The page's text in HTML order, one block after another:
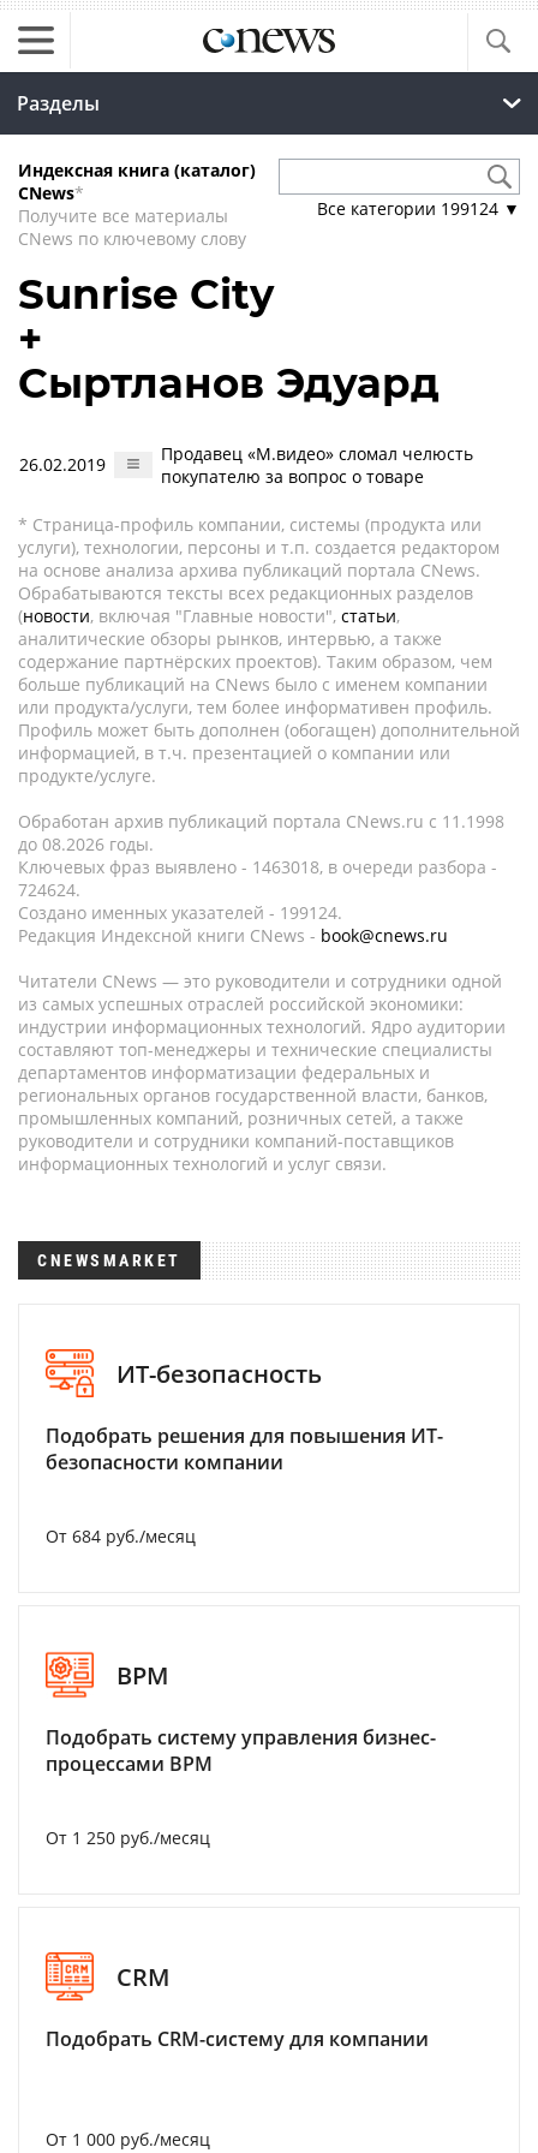
Разделы
Индексная книга (каталог)
CNews*
Получите все материалы
CNews по ключевому слову
Все категории 199124 ▼
Sunrise City
+
Сыртланов Эдуард
26.02.2019
Продавец «М.видео» сломал челюсть
покупателю за вопрос о товаре
* Страница-профиль компании, системы (продукта или
услуги), технологии, персоны и т.п. создается редактором
на основе анализа архива публикаций портала CNews.
Обрабатываются тексты всех редакционных разделов
(новости, включая "Главные новости", статьи,
аналитические обзоры рынков, интервью, а также
содержание партнёрских проектов). Таким образом, чем
больше публикаций на CNews было с именем компании
или продукта/услуги, тем более информативен профиль.
Профиль может быть дополнен (обогащен) дополнительной
информацией, в т.ч. презентацией о компании или
продукте/услуге.
Обработан архив публикаций портала CNews.ru c 11.1998
до 08.2026 годы.
Ключевых фраз выявлено - 1463018, в очереди разбора -
724624.
Создано именных указателей - 199124.
Редакция Индексной книги CNews - book@cnews.ru
Читатели CNews — это руководители и сотрудники одной
из самых успешных отраслей российской экономики:
индустрии информационных технологий. Ядро аудитории
составляют топ-менеджеры и технические специалисты
департаментов информатизации федеральных и
региональных органов государственной власти, банков,
промышленных компаний, розничных сетей, а также
руководители и сотрудники компаний-поставщиков
информационных технологий и услуг связи.
CNEWSMARKET
ИТ-безопасность
Подобрать решения для повышения ИТ-
безопасности компании
От 684 руб./месяц
BPM
Подобрать систему управления бизнес-
процессами BPM
От 1 250 руб./месяц
CRM
Подобрать CRM-систему для компании
От 1 000 руб./месяц